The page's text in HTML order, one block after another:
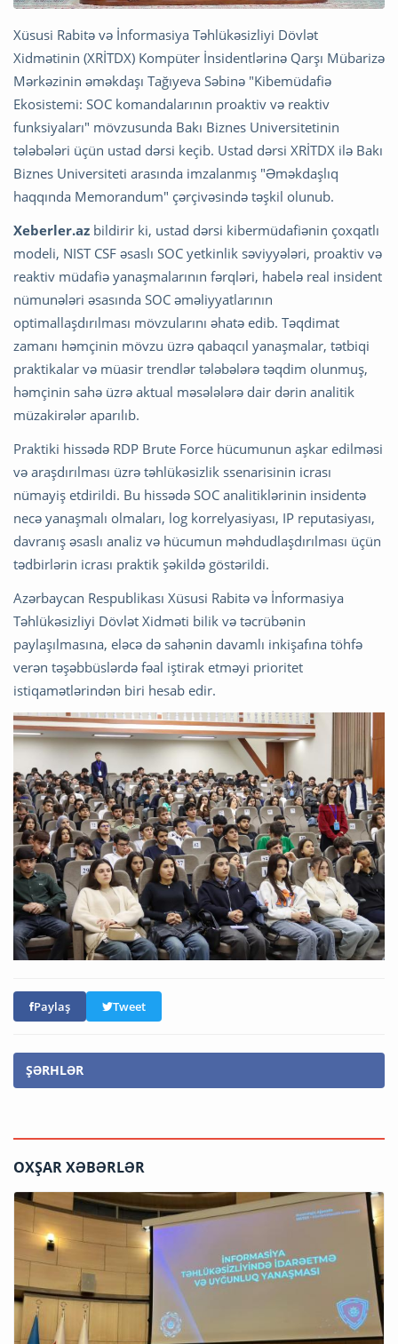
Xüsusi Rabitə və İnformasiya Təhlükəsizliyi Dövlət
Xidmətinin (XRİTDX) Kompüter İnsidentlərinə Qarşı Mübarizə
Mərkəzinin əməkdaşı Tağıyeva Səbinə "Kibemüdafiə
Ekosistemi: SOC komandalarının proaktiv və reaktiv
funksiyaları" mövzusunda Bakı Biznes Universitetinin
tələbələri üçün ustad dərsi keçib. Ustad dərsi XRİTDX ilə Bakı
Biznes Universiteti arasında imzalanmış "Əməkdaşlıq
haqqında Memorandum" çərçivəsində təşkil olunub.
Xeberler.az bildirir ki, ustad dərsi kibermüdafiənin çoxqatlı
modeli, NIST CSF əsaslı SOC yetkinlik səviyyələri, proaktiv və
reaktiv müdafiə yanaşmalarının fərqləri, habelə real insident
nümunələri əsasında SOC əməliyyatlarının
optimallaşdırılması mövzularını əhatə edib. Təqdimat
zamanı həmçinin mövzu üzrə qabaqcıl yanaşmalar, tətbiqi
praktikalar və müasir trendlər tələbələrə təqdim olunmuş,
həmçinin sahə üzrə aktual məsələlərə dair dərin analitik
müzakirələr aparılıb.
Praktiki hissədə RDP Brute Force hücumunun aşkar edilməsi
və araşdırılması üzrə təhlükəsizlik ssenarisinin icrası
nümayiş etdirildi. Bu hissədə SOC analitiklərinin insidentə
necə yanaşmalı olmaları, log korrelyasiyası, IP reputasiyası,
davranış əsaslı analiz və hücumun məhdudlaşdırılması üçün
tədbirlərin icrası praktik şəkildə göstərildi.
Azərbaycan Respublikası Xüsusi Rabitə və İnformasiya
Təhlükəsizliyi Dövlət Xidməti bilik və təcrübənin
paylaşılmasına, eləcə də sahənin davamlı inkişafına töhfə
verən təşəbbüslərdə fəal iştirak etməyi prioritet
istiqamətlərindən biri hesab edir.
Paylaş Tweet
ŞƏRHLƏR
OXŞAR XƏBƏRLƏR